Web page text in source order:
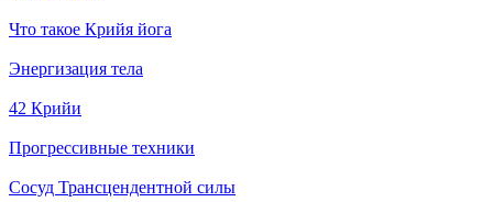
Что такое Крийя йога
Энергизация тела
42 Крийи
Прогрессивные техники
Сосуд Трансцендентной силы